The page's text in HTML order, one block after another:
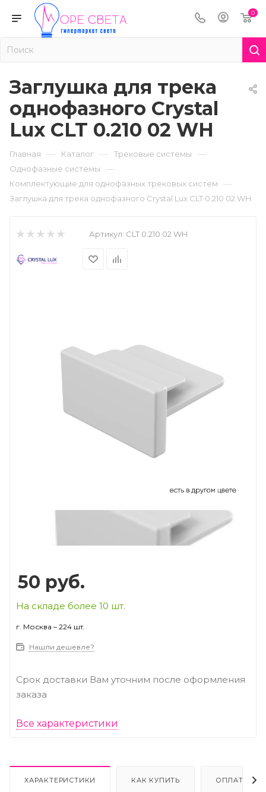
0
Заглушка для трека
однофазного Crystal
Lux CLT 0.210 02 WH
Главная — Каталог — Трековые системы —
Однофазные системы —
Комплектующие для однофазных трековых систем —
Заглушка для трека однофазного Crystal Lux CLT 0.210 02 WH
Артикул: CLT 0.210 02 WH
50 руб.
На складе более 10 шт.
г. Москва – 224 шт.
Нашли дешевле?
Срок доставки Вам уточним после оформления
заказа
Все характеристики
ХАРАКТЕРИСТИКИ КАК КУПИТЬ ОПЛАТА